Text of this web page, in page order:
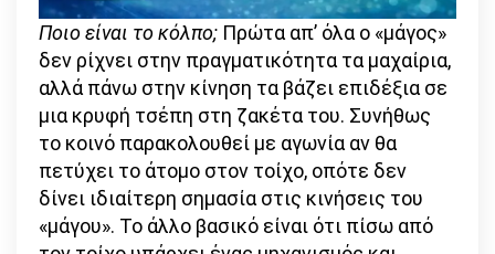
Ποιο είναι το κόλπο; Πρώτα απ’ όλα ο «μάγος»
δεν ρίχνει στην πραγματικότητα τα μαχαίρια,
αλλά πάνω στην κίνηση τα βάζει επιδέξια σε
μια κρυφή τσέπη στη ζακέτα του. Συνήθως
το κοινό παρακολουθεί με αγωνία αν θα
πετύχει το άτομο στον τοίχο, οπότε δεν
δίνει ιδιαίτερη σημασία στις κινήσεις του
«μάγου». Το άλλο βασικό είναι ότι πίσω από